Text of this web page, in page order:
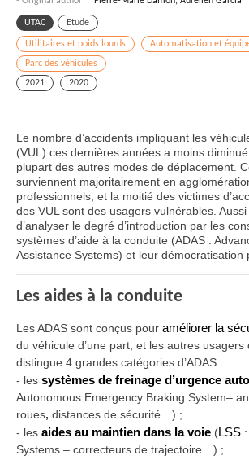
UTAC Etude
Utilitaires et poids lourds
Automatisation et
Parc des véhicules
2021
2020
Le nombre d’accidents impliquant les
(VUL) ces dernières années a moins
plupart des autres modes de déplacement.
surviennent majoritairement en
professionnels, et la moitié des victimes
des VUL sont des usagers vulnérables.
d’analyser le degré d’introduction par les
systèmes d’aide à la conduite (ADAS :
Assistance Systems) et leur démocratisation
Les aides à la conduite
Les ADAS sont conçus pour améliorer la
du véhicule d’une part, et les autres usagers
distingue 4 grandes catégories d’ADAS :
- les systèmes de freinage d’urgence
Autonomous Emergency Braking System–
roues, distances de sécurité…) ;
- les aides au maintien dans la voie (LSS
Systems – correcteurs de trajectoire…) ;